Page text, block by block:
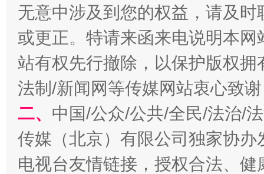
阿坝州三大球赛在茂县开幕 规模
无意中涉及到您的权益，请及
或更正。特请来函来电说明本
站有权先行撤除，以保护版权
法制/新闻网等传媒网站衷心致
二、 中国/公众/公共/全民/法治/
传媒（北京）有限公司独家协
电视台友情链接，授权合法、